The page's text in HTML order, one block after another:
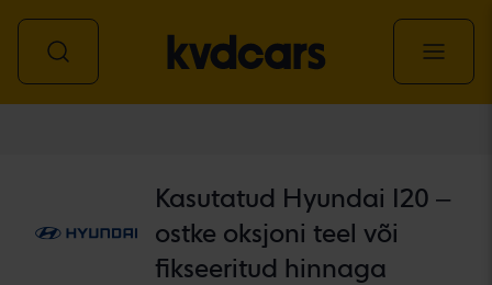
Kasutatud Hyundai I20 –
ostke oksjoni teel või
fikseeritud hinnaga